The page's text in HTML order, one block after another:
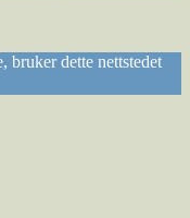
bruker dette nettstedet